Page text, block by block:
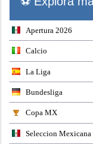
Apertura 2026
Calcio
La Liga
Bundesliga
Copa MX
Seleccion Mexicana